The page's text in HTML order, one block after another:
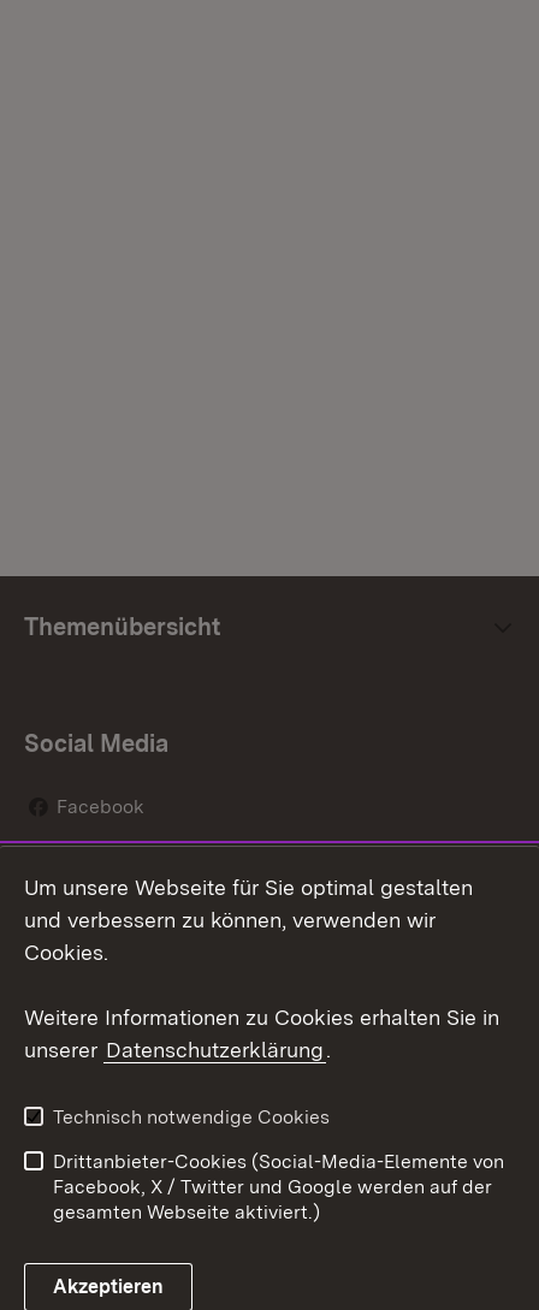
Themenübersicht
Social Media
Facebook
Social Wall
Youtube
Link zum Landesportal
Kontakt
Datenschutz
Barrierefreiheit
Impressum Cookies
Um unsere Webseite für Sie optimal gestalten
und verbessern zu können, verwenden wir
Cookies.
Weitere Informationen zu Cookies erhalten Sie in
unserer Datenschutzerklärung.
Technisch notwendige Cookies
Drittanbieter-Cookies (Social-Media-Elemente von
Facebook, X / Twitter und Google werden auf der
gesamten Webseite aktiviert.)
Akzeptieren